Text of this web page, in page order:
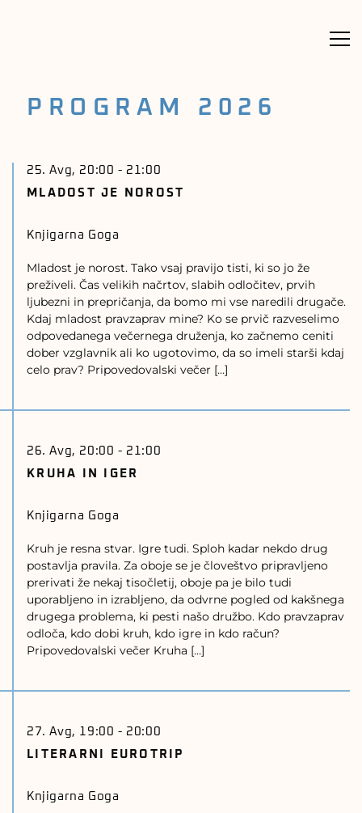
Meni
PROGRAM 2026
MLADOST JE NOROST
25. Avg, 20:00 - 21:00
Knjigarna Goga
Mladost je norost. Tako vsaj pravijo tisti, ki so jo že
preživeli. Čas velikih načrtov, slabih odločitev, prvih
ljubezni in prepričanja, da bomo mi vse naredili drugače.
Kdaj mladost pravzaprav mine? Ko se prvič razveselimo
odpovedanega večernega druženja, ko začnemo ceniti
dober vzglavnik ali ko ugotovimo, da so imeli starši kdaj
celo prav? Pripovedovalski večer […]
KRUHA IN IGER
26. Avg, 20:00 - 21:00
Knjigarna Goga
Kruh je resna stvar. Igre tudi. Sploh kadar nekdo drug
postavlja pravila. Za oboje se je človeštvo pripravljeno
prerivati že nekaj tisočletij, oboje pa je bilo tudi
uporabljeno in izrabljeno, da odvrne pogled od kakšnega
drugega problema, ki pesti našo družbo. Kdo pravzaprav
odloča, kdo dobi kruh, kdo igre in kdo račun?
Pripovedovalski večer Kruha […]
LITERARNI EUROTRIP
27. Avg, 19:00 - 20:00
Knjigarna Goga